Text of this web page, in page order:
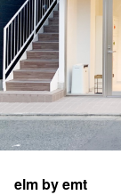
elm by emt